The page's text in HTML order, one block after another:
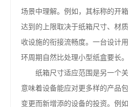
场景中理解。例如，其标称的开
达到的上限取决于纸箱尺寸、材
收设施的衔接流畅度。一台设计
环周期自然比处理小型纸盒要长。
纸箱尺寸适应范围是另一个关
意味着设备能应对更多样的产品
变更而新增添的设备的投资。例